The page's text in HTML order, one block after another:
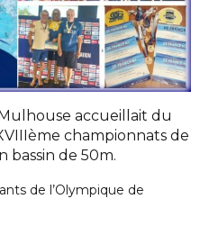
accueillait du
championnats de
bassin de 50m.
de l’Olympique de